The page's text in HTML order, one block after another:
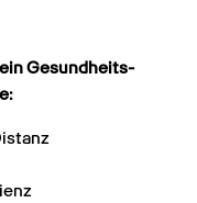
Gesundheits-